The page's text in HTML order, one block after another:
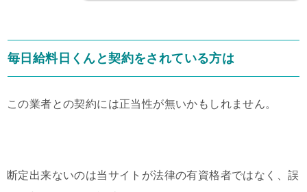
毎日給料日くんと契約をされている方は
この業者との契約には正当性が無いかもしれません。
断定出来ないのは当サイトが法律の有資格者ではなく、誤